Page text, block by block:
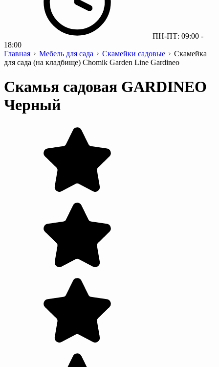
ПН-ПТ: 09:00 -
18:00
Главная
Мебель для сада Скамейки садовые
Скамейка
для сада (на кладбище) Chomik Garden Line Gardineo
Скамья садовая GARDINEO
Черный